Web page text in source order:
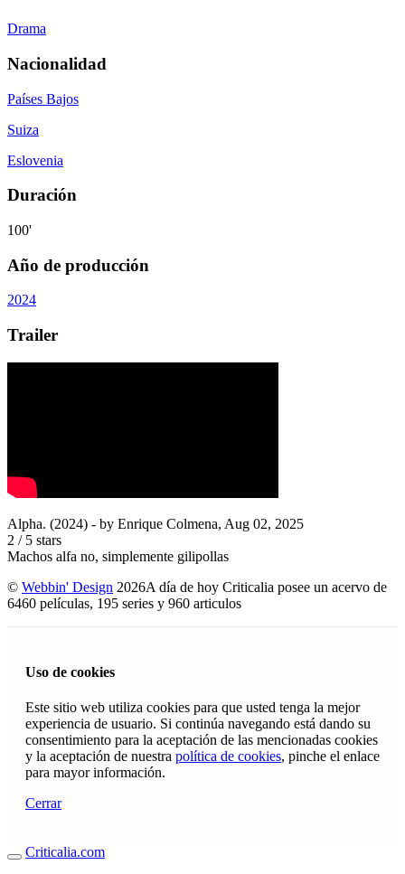
Drama
Nacionalidad
Países Bajos
Suiza
Eslovenia
Duración
100'
Año de producción
2024
Trailer
Alpha. (2024) - by Enrique Colmena, Aug 02, 2025
2 / 5 stars
Machos alfa no, simplemente gilipollas
© Webbin' Design 2026A día de hoy Criticalia posee un acervo de
6460 películas, 195 series y 960 articulos
Uso de cookies
Este sitio web utiliza cookies para que usted tenga la mejor
experiencia de usuario. Si continúa navegando está dando su
consentimiento para la aceptación de las mencionadas cookies
y la aceptación de nuestra política de cookies, pinche el enlace
para mayor información.
Cerrar
Criticalia.com